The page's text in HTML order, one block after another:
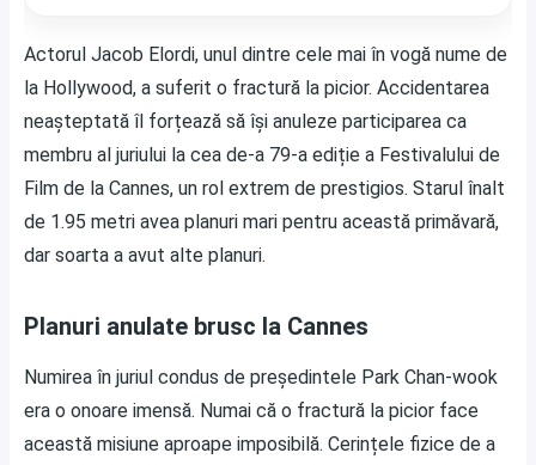
Actorul Jacob Elordi, unul dintre cele mai în vogă nume de
la Hollywood, a suferit o fractură la picior. Accidentarea
neașteptată îl forțează să își anuleze participarea ca
membru al juriului la cea de-a 79-a ediție a Festivalului de
Film de la Cannes, un rol extrem de prestigios. Starul înalt
de 1.95 metri avea planuri mari pentru această primăvară,
dar soarta a avut alte planuri.
Planuri anulate brusc la Cannes
Numirea în juriul condus de președintele Park Chan-wook
era o onoare imensă. Numai că o fractură la picior face
această misiune aproape imposibilă. Cerințele fizice de a